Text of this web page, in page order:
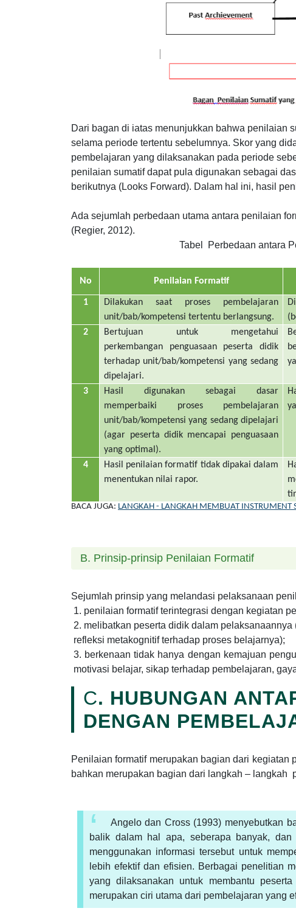
Dari bagan di iatas menunjukkan bahwa penilaian
selama periode tertentu sebelumnya. Skor yang
pembelajaran yang dilaksanakan pada periode
penilaian sumatif dapat pula digunakan sebagai
berikutnya (Looks Forward). Dalam hal ini, hasil
Ada sejumlah perbedaan utama antara penilaian
(Regier, 2012).
Tabel Perbedaan antara
No Penilaian Formatif
1
Dilakukan saat proses pembelajaran
unit/bab/kompetensi tertentu berlangsung.
2
Bertujuan untuk mengetahui
perkembangan penguasaan peserta didik
terhadap unit/bab/kompetensi yang sedang
dipelajari.
3
Hasil digunakan sebagai dasar
memperbaiki proses pembelajaran
unit/bab/kompetensi yang sedang dipelajari
(agar peserta didik mencapai penguasaan
yang optimal).
4
Hasil penilaian formatif tidak dipakai dalam
menentukan nilai rapor.
BACA JUGA: LANGKAH - LANGKAH MEMBUAT INSTRUMENT
B. Prinsip-prinsip Penilaian Formatif
Sejumlah prinsip yang melandasi pelaksanaan
penilaian formatif terintegrasi dengan kegiatan
melibatkan peserta didik dalam
refleksi metakognitif terhadap proses belajarnya);
berkenaan tidak hanya dengan kemajuan
motivasi belajar, sikap terhadap pembelajaran,
C. HUBUNGAN
DENGAN
Penilaian formatif merupakan bagian dari
bahkan merupakan bagian dari langkah – langkah
Angelo dan Cross (1993) menyebutkan
balik dalam hal apa, seberapa banyak,
menggunakan informasi tersebut untuk
lebih efektif dan efisien. Berbagai penelitian
yang dilaksanakan untuk membantu
merupakan ciri utama dari pembelajaran yang